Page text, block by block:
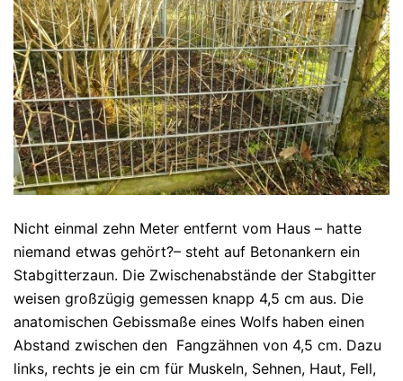
Nicht einmal zehn Meter entfernt vom Haus – hatte
niemand etwas gehört?– steht auf Betonankern ein
Stabgitterzaun. Die Zwischenabstände der Stabgitter
weisen großzügig gemessen knapp 4,5 cm aus. Die
anatomischen Gebissmaße eines Wolfs haben einen
Abstand zwischen den Fangzähnen von 4,5 cm. Dazu
links, rechts je ein cm für Muskeln, Sehnen, Haut, Fell,